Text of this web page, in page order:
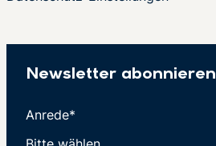
Newsletter abonnieren
Anrede*